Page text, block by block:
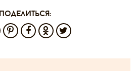
поделиться: